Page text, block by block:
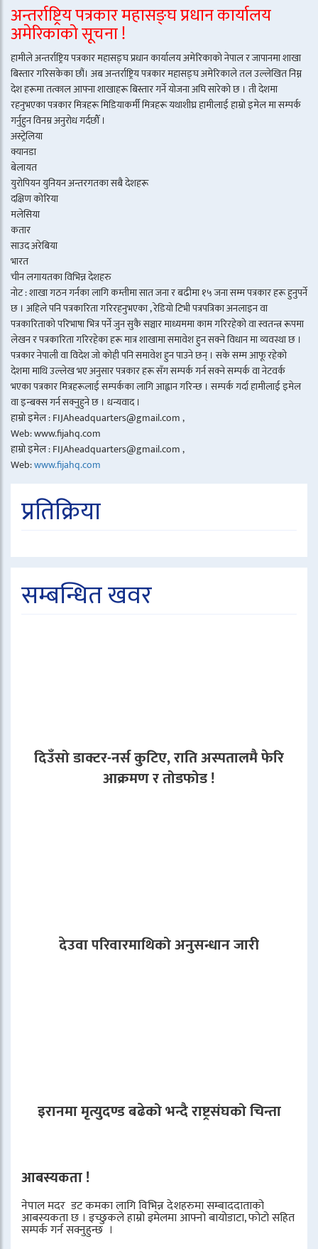
अन्तर्राष्ट्रिय पत्रकार महासङ्घ प्रधान कार्यालय
अमेरिकाको सूचना !
हामीले अन्तर्राष्ट्रिय पत्रकार महासङ्घ प्रधान कार्यालय अमेरिकाको नेपाल र जापानमा शाखा
बिस्तार गरिसकेका छौं। अब अन्तर्राष्ट्रिय पत्रकार महासङ्घ अमेरिकाले तल उल्लेखित निम्न
देश हरूमा तत्काल आफ्ना शाखाहरू बिस्तार गर्ने योजना अघि सारेको छ । ती देशमा
रहनुभएका पत्रकार मित्रहरू मिडियाकर्मी मित्रहरू यथाशीघ्र हामीलाई हाम्रो इमेल मा सम्पर्क
गर्नुहुन विनम्र अनुरोध गर्दछौँ ।
अस्ट्रेलिया
क्यानडा
बेलायत
युरोपियन युनियन अन्तरगतका सबै देशहरू
दक्षिण कोरिया
मलेसिया
कतार
साउद अरेबिया
भारत
चीन लगायतका विभिन्न देशहरु
नोट : शाखा गठन गर्नका लागि कम्तीमा सात जना र बढीमा १५ जना सम्म पत्रकार हरू हुनुपर्ने
छ । अहिले पनि पत्रकारिता गरिरहनुभएका , रेडियो टिभी पत्रपत्रिका अनलाइन वा
पत्रकारिताको परिभाषा भित्र पर्ने जुन सुकै सञ्चार माध्यममा काम गरिरहेको वा स्वतन्त्र रूपमा
लेखन र पत्रकारिता गरिरहेका हरू मात्र शाखामा समावेश हुन सक्ने विधान मा व्यवस्था छ ।
पत्रकार नेपाली वा विदेश जो कोही पनि समावेश हुन पाउने छन् । सके सम्म आफू रहेको
देशमा माथि उल्लेख भए अनुसार पत्रकार हरू सँग सम्पर्क गर्न सक्ने सम्पर्क वा नेटवर्क
भएका पत्रकार मित्रहरूलाई सम्पर्कका लागि आह्वान गरिन्छ । सम्पर्क गर्दा हामीलाई इमेल
वा इन्बक्स गर्न सक्नुहुने छ । धन्यवाद ।
हाम्रो इमेल : FIJAheadquarters@gmail.com ,
Web: www.fijahq.com
हाम्रो इमेल : FIJAheadquarters@gmail.com ,
Web:www.fijahq.com
प्रतिक्रिया
सम्बन्धित खवर
दिउँसो डाक्टर-नर्स कुटिए, राति अस्पतालमै फेरि
आक्रमण र तोडफोड !
देउवा परिवारमाथिको अनुसन्धान जारी
इरानमा मृत्युदण्ड बढेको भन्दै राष्ट्रसंघको चिन्ता
आबस्यकता !
नेपाल मदर डट कमका लागि विभिन्न देशहरुमा सम्बाददाताको
आबस्यकता छ । इच्छुकले हाम्रो इमेलमा आफ्नो बायोडाटा, फोटो सहित
सम्पर्क गर्न सक्नुहुन्छ ।